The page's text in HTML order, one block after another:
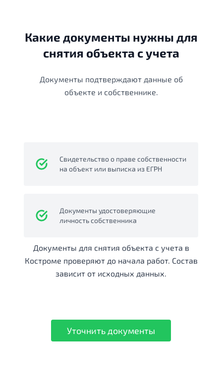
Какие документы нужны для
снятия объекта с учета
Документы подтверждают данные об
объекте и собственнике.
Свидетельство о праве собственности
на объект или выписка из ЕГРН
Документы удостоверяющие
личность собственника
Документы для снятия объекта с учета в
Костроме проверяют до начала работ. Состав
зависит от исходных данных.
Уточнить документы